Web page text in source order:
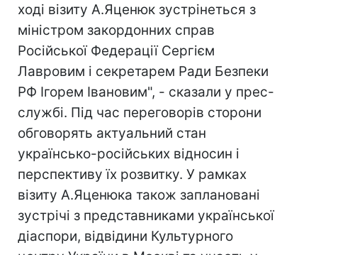
ході візиту А.Яценюк зустрінеться з
міністром закордонних справ
Російської Федерації Сергієм
Лавровим і секретарем Ради Безпеки
РФ Ігорем Івановим", - сказали у прес-
службі. Під час переговорів сторони
обговорять актуальний стан
українсько-російських відносин і
перспективу їх розвитку. У рамках
візиту А.Яценюка також заплановані
зустрічі з представниками української
діаспори, відвідини Культурного